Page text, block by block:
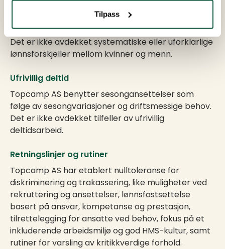
Tilpass
stillingsinnhold, ansvar, erfaring og ansiennitet.
Det er ikke avdekket systematiske eller uforklarlige
lønnsforskjeller mellom kvinner og menn.
Ufrivillig deltid
Topcamp AS benytter sesongansettelser som
følge av sesongvariasjoner og driftsmessige behov.
Det er ikke avdekket tilfeller av ufrivillig
deltidsarbeid.
Retningslinjer og rutiner
Topcamp AS har etablert nulltoleranse for
diskriminering og trakassering, like muligheter ved
rekruttering og ansettelser, lønnsfastsettelse
basert på ansvar, kompetanse og prestasjon,
tilrettelegging for ansatte ved behov, fokus på et
inkluderende arbeidsmiljø og god HMS-kultur, samt
rutiner for varsling av kritikkverdige forhold.